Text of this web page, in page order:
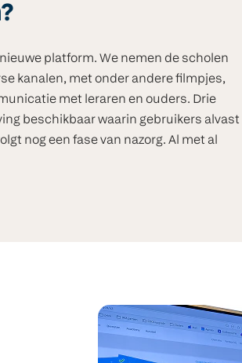
platform. We nemen de scholen
kanalen, met onder andere filmpjes,
met leraren en ouders. Drie
beschikbaar waarin gebruikers alvast
nog een fase van nazorg. Al met al